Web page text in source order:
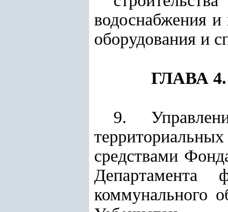
водоснабжения и
оборудования и
ГЛАВА
9.
средствами
Департамента
коммунального